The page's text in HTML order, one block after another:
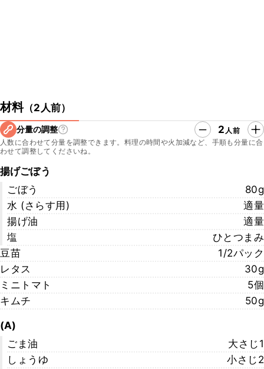
材料（2人前）
分量の調整 2 人前
人数に合わせて分量を調整できます。料理の時間や火加減など、手順も分量に合
わせて調整してくださいね。
揚げごぼう
ごぼう
80g
水 (さらす用)
適量
揚げ油
適量
塩
ひとつまみ
豆苗
1/2パック
レタス
30g
ミニトマト
5個
キムチ
50g
(A)
ごま油
大さじ1
しょうゆ
小さじ2